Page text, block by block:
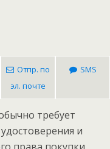
Отпр. по
эл. почте
SMS
требует
и